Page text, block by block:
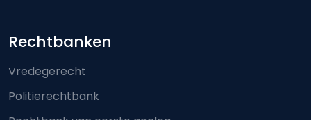
Footer-menu
Rechtbanken
Vredegerecht
Politierechtbank